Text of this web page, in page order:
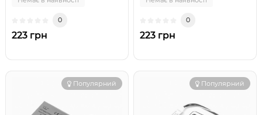
0
223 грн
0
223 грн
Популярний Популярний